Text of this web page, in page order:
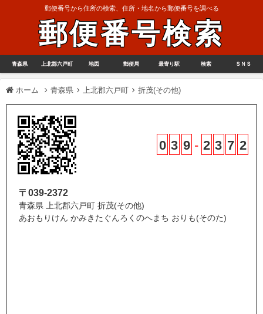
郵便番号から住所の検索、住所・地名から郵便番号を調べる
郵便番号検索
青森県 上北郡六戸町 地図 郵便局 最寄り駅 検索 ＳＮＳ
ホーム 青森県 上北郡六戸町 折茂(その他)
0 3 9 - 2 3 7 2
〒039-2372
青森県 上北郡六戸町 折茂(その他)
あおもりけん かみきたぐんろくのへまち おりも(そのた)